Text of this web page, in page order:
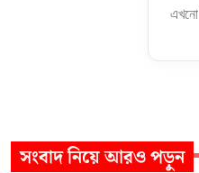
সংবাদনিয়ে আরও পড়ুন